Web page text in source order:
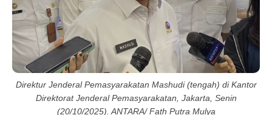
Direktur Jenderal Pemasyarakatan Mashudi (tengah) di Kantor
Direktorat Jenderal Pemasyarakatan, Jakarta, Senin
(20/10/2025). ANTARA/ Fath Putra Mulya